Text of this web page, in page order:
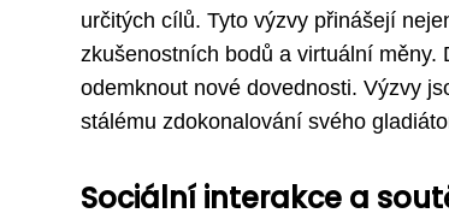
určitých cílů. Tyto výzvy přinášejí
zkušenostních bodů a virtuální
odemknout nové dovednosti. Výzvy
stálému zdokonalování svého
Sociální interakce a